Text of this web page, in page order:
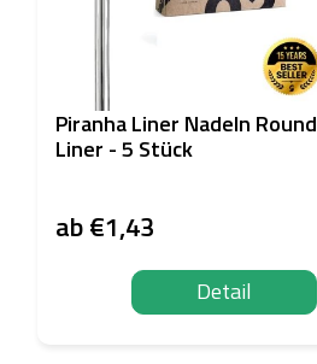
Piranha Liner Nadeln Round
Liner - 5 Stück
ab€1,43
Detail